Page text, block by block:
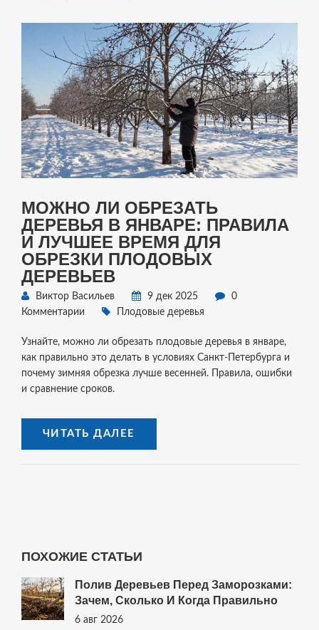
МОЖНО ЛИ ОБРЕЗАТЬ
ДЕРЕВЬЯ В ЯНВАРЕ: ПРАВИЛА
И ЛУЧШЕЕ ВРЕМЯ ДЛЯ
ОБРЕЗКИ ПЛОДОВЫХ
ДЕРЕВЬЕВ
Виктор Васильев 9 дек 2025
0
Комментарии
Плодовые деревья
Узнайте, можно ли обрезать плодовые деревья в январе,
как правильно это делать в условиях Санкт-Петербурга и
почему зимняя обрезка лучше весенней. Правила, ошибки
и сравнение сроков.
ЧИТАТЬ ДАЛЕЕ
ПОХОЖИЕ СТАТЬИ
Полив Деревьев Перед Заморозками:
Зачем, Сколько И Когда Правильно
6 авг 2026